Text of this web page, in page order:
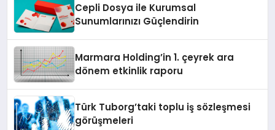
Cepli Dosya ile Kurumsal
Sunumlarınızı Güçlendirin
Marmara Holding’in 1. çeyrek ara
dönem etkinlik raporu
Türk Tuborg’taki toplu iş sözleşmesi
görüşmeleri